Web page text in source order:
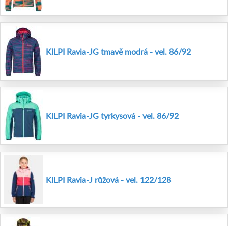
KILPI Ravia-JG tmavě modrá - vel. 86/92
KILPI Ravia-JG tyrkysová - vel. 86/92
KILPI Ravia-J růžová - vel. 122/128